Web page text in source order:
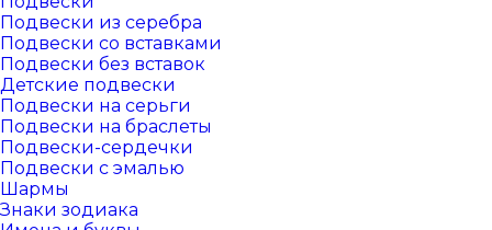
Подвески из серебра
Подвески со вставками
Подвески без вставок
Детские подвески
Подвески на серьги
Подвески на браслеты
Подвески-сердечки
Подвески с эмалью
Шармы
Знаки зодиака